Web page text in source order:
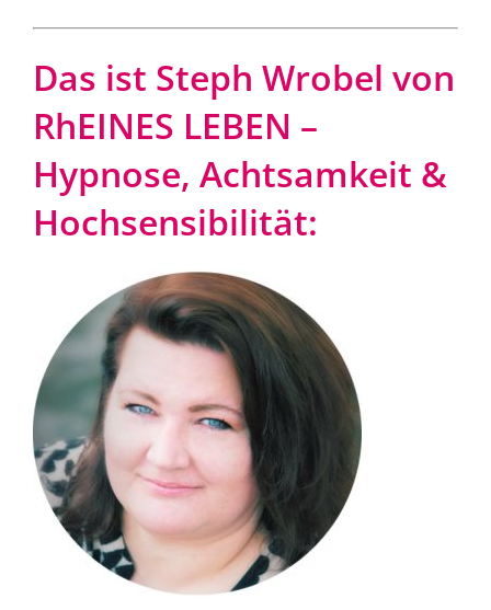
Das ist Steph Wrobel von
RhEINES LEBEN –
Hypnose, Achtsamkeit &
Hochsensibilität: